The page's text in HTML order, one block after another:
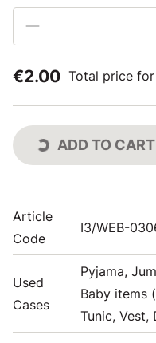
€2.00 Total price
ADD TO CART
Article
Code
I3/WEB-
Used
Cases
Pyjama,
Baby items
Tunic, Vest,